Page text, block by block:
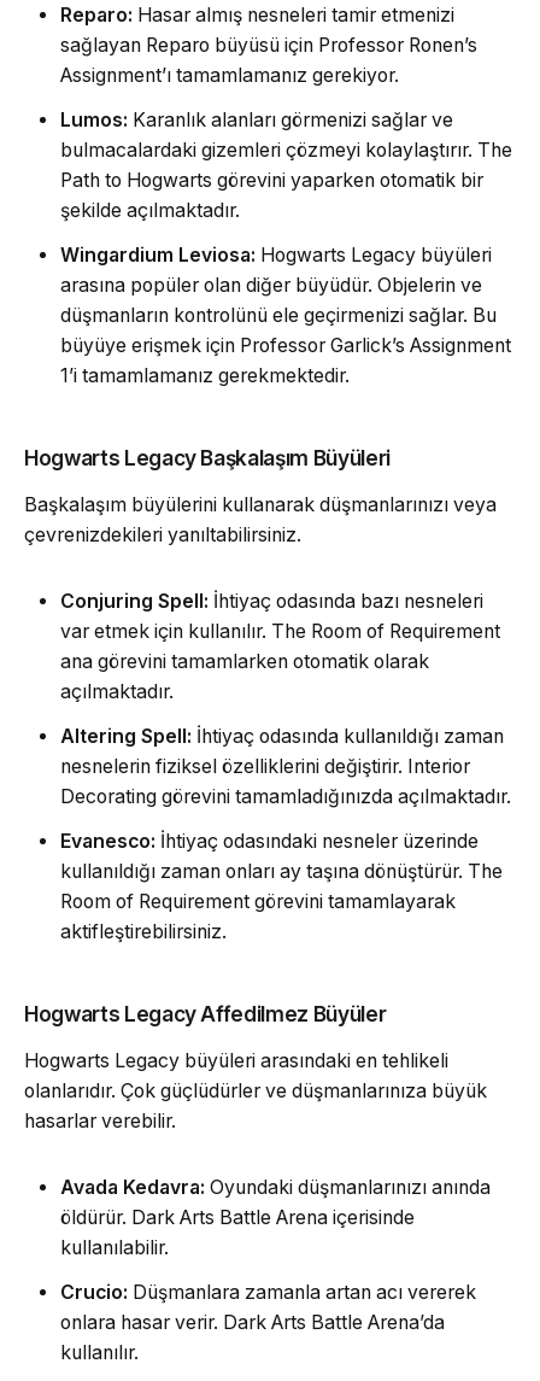
Reparo: Hasar almış nesneleri tamir etmenizi
sağlayan Reparo büyüsü için Professor Ronen’s
Assignment’ı tamamlamanız gerekiyor.
Lumos: Karanlık alanları görmenizi sağlar ve
bulmacalardaki gizemleri çözmeyi kolaylaştırır. The
Path to Hogwarts görevini yaparken otomatik bir
şekilde açılmaktadır.
Wingardium Leviosa: Hogwarts Legacy büyüleri
arasına popüler olan diğer büyüdür. Objelerin ve
düşmanların kontrolünü ele geçirmenizi sağlar. Bu
büyüye erişmek için Professor Garlick’s Assignment
1’i tamamlamanız gerekmektedir.
Hogwarts Legacy Başkalaşım Büyüleri
Başkalaşım büyülerini kullanarak düşmanlarınızı veya
çevrenizdekileri yanıltabilirsiniz.
Conjuring Spell: İhtiyaç odasında bazı nesneleri
var etmek için kullanılır. The Room of Requirement
ana görevini tamamlarken otomatik olarak
açılmaktadır.
Altering Spell: İhtiyaç odasında kullanıldığı zaman
nesnelerin fiziksel özelliklerini değiştirir. Interior
Decorating görevini tamamladığınızda açılmaktadır.
Evanesco: İhtiyaç odasındaki nesneler üzerinde
kullanıldığı zaman onları ay taşına dönüştürür. The
Room of Requirement görevini tamamlayarak
aktifleştirebilirsiniz.
Hogwarts Legacy Affedilmez Büyüler
Hogwarts Legacy büyüleri arasındaki en tehlikeli
olanlarıdır. Çok güçlüdürler ve düşmanlarınıza büyük
hasarlar verebilir.
Avada Kedavra: Oyundaki düşmanlarınızı anında
öldürür. Dark Arts Battle Arena içerisinde
kullanılabilir.
Crucio: Düşmanlara zamanla artan acı vererek
onlara hasar verir. Dark Arts Battle Arena’da
kullanılır.